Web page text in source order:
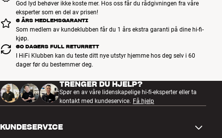
God lyd behøver ikke koste mer. Hos oss får du rådgivningen fra våre
eksperter som en del av prisen!
6 ÅRS MEDLEMSGARANTI
Som medlem av kundeklubben får du 1 års ekstra garanti på dine hi-fi-
kjøp.
60 DAGERS FULL RETURRETT
I HiFi Klubben kan du teste ditt nye utstyr hjemme hos deg selv i 60
dager før du bestemmer deg.
TRENGER DU HJELP?
Spør en av våre lidenskapelige hi-fi-eksperter eller ta
kontakt med kundeservice. Få hjelp
KUNDESERVICE